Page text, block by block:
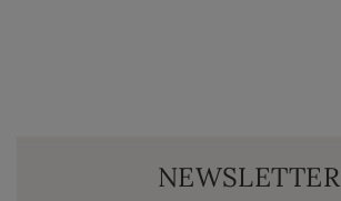
NEWSLETTER